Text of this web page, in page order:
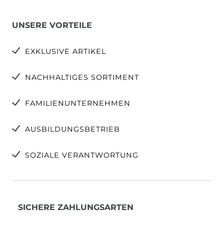
UNSERE VORTEILE
EXKLUSIVE ARTIKEL
NACHHALTIGES SORTIMENT
FAMILIENUNTERNEHMEN
AUSBILDUNGSBETRIEB
SOZIALE VERANTWORTUNG
SICHERE ZAHLUNGSARTEN